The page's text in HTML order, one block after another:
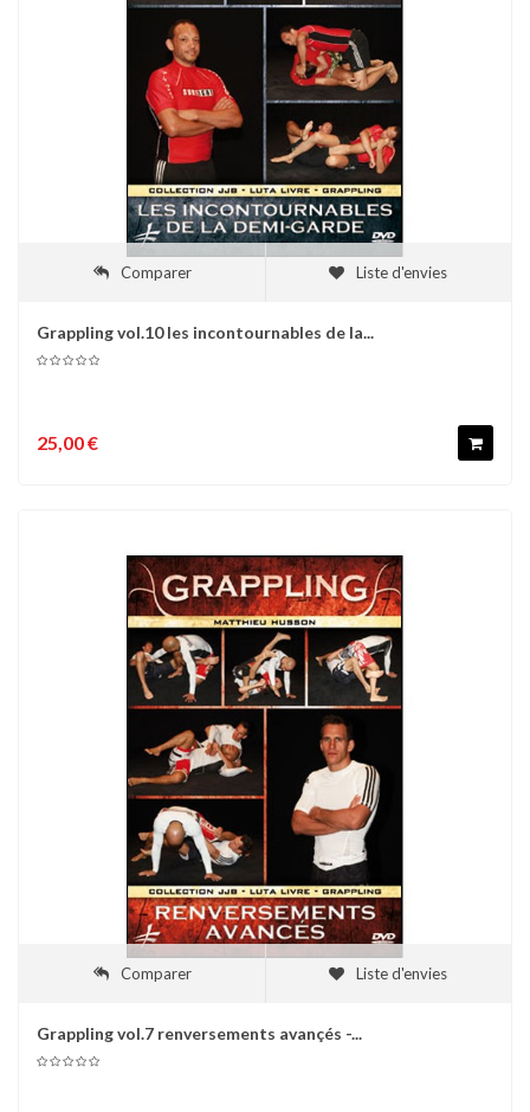
Comparer Liste d'envies
Grappling vol.10 les incontournables de la...
25,00 €
Comparer Liste d'envies
Grappling vol.7 renversements avançés -...